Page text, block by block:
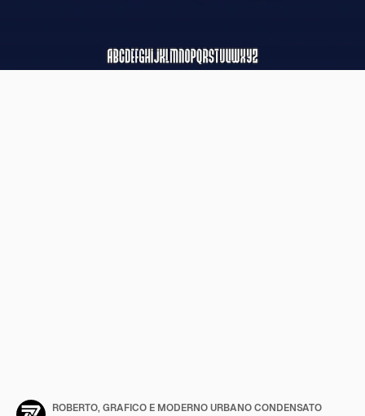
ROBERTO, GRAFICO E MODERNO URBANO CONDENSATO